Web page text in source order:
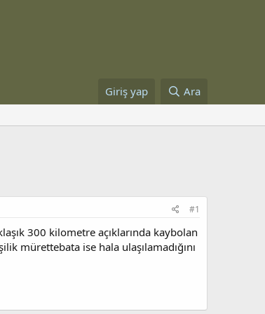
Giriş yap Ara
#1
300 kilometre açıklarında kaybolan
mürettebata ise hala ulaşılamadığını